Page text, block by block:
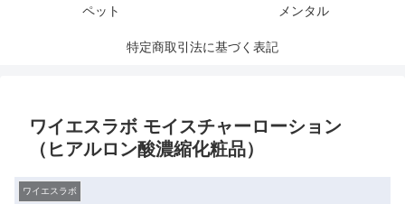
ペット メンタル
特定商取引法に基づく表記
ワイエスラボ モイスチャーローション
（ヒアルロン酸濃縮化粧品）
ワイエスラボ